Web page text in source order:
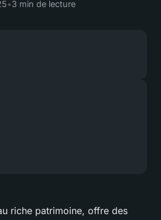
•3 min de lecture
riche patrimoine, offre des